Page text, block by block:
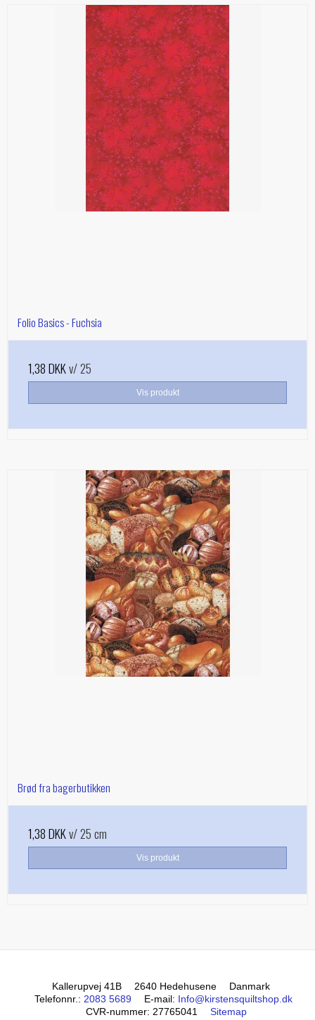
Folio Basics - Fuchsia
1,38 DKKv/ 25
Vis produkt
Brød fra bagerbutikken
1,38 DKKv/ 25 cm
Vis produkt
Kallerupvej 41B 2640 Hedehusene
Danmark
Telefonnr. : 2083 5689 E-mail: Info@kirstensquiltshop.dk
CVR-nummer: 27765041 Sitemap